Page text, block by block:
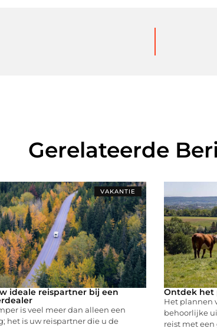
Gerelateerde
VAKANTIE
ideale reispartner bij een
is veel meer dan alleen een
het is uw reispartner die u de
Ontdek het
Het plannen
behoorlijke
reist met een